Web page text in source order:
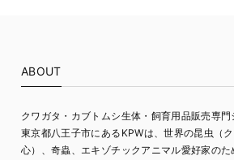
ABOUT
クワガタ・カブトムシ生体・飼育用品販売専
東京都八王子市にあるKPWは、世界の昆虫（
心）、奇蟲、エキゾチックアニマル愛好家の